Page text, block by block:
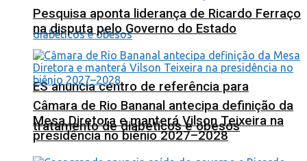
ES anuncia centro de referência para
tratamento de diabéticos e obesos
Pesquisa aponta liderança de Ricardo Ferraço
na disputa pelo Governo do Estado
Câmara de Rio Bananal antecipa definição da
Mesa Diretora e manterá Vilson Teixeira na
presidência no biênio 2027–2028